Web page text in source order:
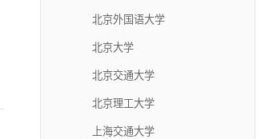
北京外国语大学
北京大学
北京交通大学
北京理工大学
上海交通大学